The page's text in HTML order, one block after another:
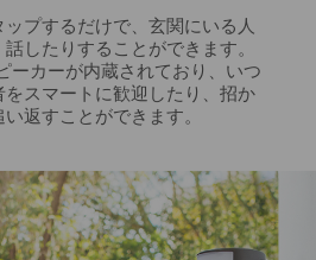
プするだけで、玄関にいる人
したりすることができます。
ーカーが内蔵されており、いつ
スマートに歓迎したり、招か
返すことができます。